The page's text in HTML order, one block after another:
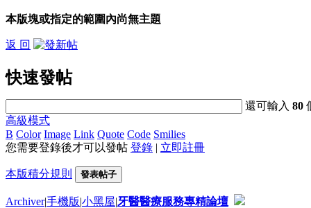
本版塊或指定的範圍內尚無主題
返 回
快速發帖
還可輸入80
高級模式
B Color Image Link Quote Code Smilies
您需要登錄後才可以發帖 登錄 | 立即註冊
本版積分規則 發表帖子
Archiver|手機版|小黑屋|牙醫醫療服務專精論壇